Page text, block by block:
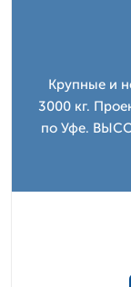
Крупные и
3000 кг.
по Уфе.